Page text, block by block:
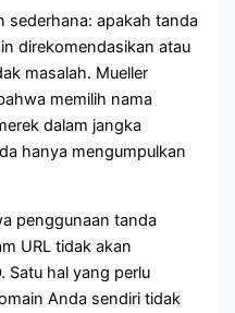
sederhana: apakah tanda
direkomendasikan atau
masalah. Mueller
memilih nama
dalam jangka
hanya mengumpulkan
penggunaan tanda
URL tidak akan
Satu hal yang perlu
Anda sendiri tidak